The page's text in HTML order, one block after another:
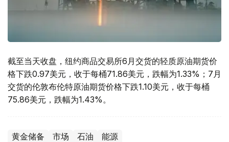
截至当天收盘，纽约商品交易所6月交货的轻质原油期货价
格下跌0.97美元，收于每桶71.86美元，跌幅为1.33%；7月
交货的伦敦布伦特原油期货价格下跌1.10美元，收于每桶
75.86美元，跌幅为1.43%。
黄金储备 市场 石油 能源